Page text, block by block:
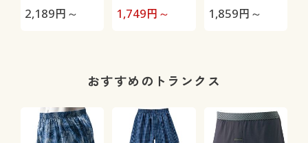
半袖シャツ(吸
2,189円～
層脇汗パット
1,749円～
ドライ®)(吸
1,859円～
おすすめのトランクス